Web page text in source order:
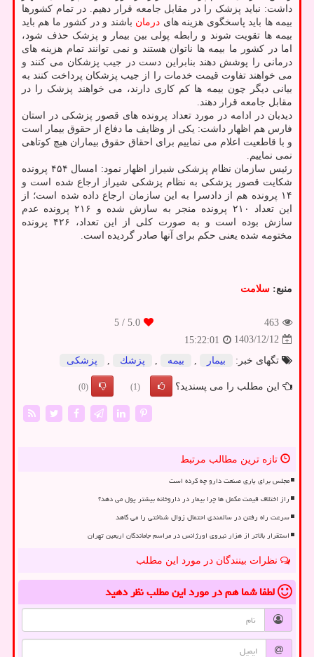
داشت: نباید پزشک را در مقابل جامعه قرار دهیم. در تمام کشورها
بیمه ها باید پاسخگوی هزینه های درمان باشند و در کشور ما هم باید
بیمه ها تقویت شوند و رابطه پولی بین بیمار و پزشک حذف شود،
اما در کشور ما بیمه ها ناتوان هستند و نمی توانند تمام هزینه های
درمانی را پوشش دهند بنابراین دست در جیب پزشکان می کنند و
می خواهند تفاوت قیمت خدمات را از جیب پزشکان پرداخت کنند به
بیانی دیگر چون بیمه ها کم کاری دارند، می خواهند پزشک را در
مقابل جامعه قرار دهند.
دیدبان در ادامه در مورد تعداد پرونده های قصور پزشکی در استان
فارس هم اظهار داشت: یکی از وظایف ما دفاع از حقوق بیمار است
و با قاطعیت اعلام می نماییم برای احقاق حقوق بیماران هیچ کوتاهی
نمی نماییم.
رئیس سازمان نظام پزشکی شیراز اظهار نمود: امسال ۴۵۴ پرونده
شکایت قصور پزشکی به نظام پزشکی شیراز ارجاع شده است و
۱۴ پرونده هم از دادسرا به این سازمان ارجاع داده شده است؛ از
این تعداد ۲۱۰ پرونده منجر به سازش شده و ۲۱۶ پرونده عدم
سازش بوده است و به صورت کلی از این تعداد، ۴۲۶ پرونده
مختومه شده یعنی حکم برای آنها صادر گردیده است.
منبع: سلامت
463
5.0
/ 5
1403/12/12
15:22:01
تگهای خبر:
بیمار , بیمه , پزشك , پزشكی
این مطلب را می پسندید؟ (1)
(0)
تازه ترین مطالب مرتبط
مجلس برای یاری صنعت دارو چه کرده است
راز اختلاف قیمت مکمل ها چرا بیمار در داروخانه بیشتر پول می دهد؟
سرعت راه رفتن در سالمندی احتمال زوال شناختی را می کاهد
استقرار بالاتر از هزار نیروی اورژانس در مراسم جاماندگان اربعین تهران
نظرات بینندگان در مورد این مطلب
لطفا شما همدر مورد این مطلبنظر دهید